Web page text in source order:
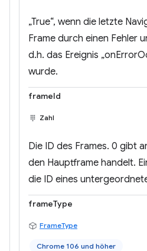
„True“, wenn die letzte
Frame durch einen Fehler
d.h. das Ereignis
wurde.
frameId
Zahl
Die ID des Frames. 0 gibt
den Hauptframe handelt.
die ID eines
frameType
FrameType
Chrome 106 und höher